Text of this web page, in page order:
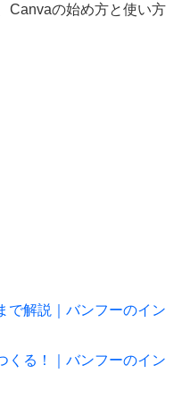
Canvaの始め方と使い方
で解説｜バンフーのイン
くる！｜バンフーのイン